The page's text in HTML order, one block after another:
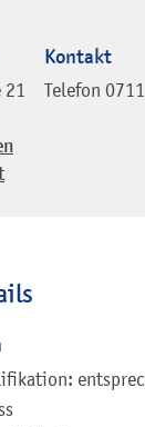
21
Kontakt
Telefon